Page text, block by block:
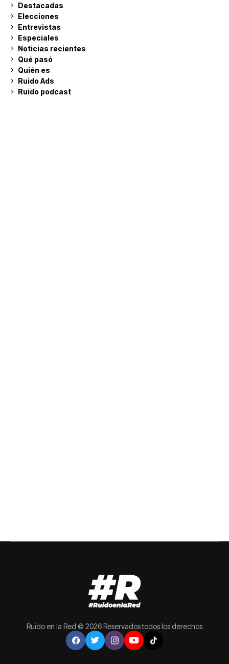
Destacadas
Elecciones
Entrevistas
Especiales
Noticias recientes
Qué pasó
Quién es
Ruido Ads
Ruido podcast
Ruido en la Red © 2026 Reservados todos los derechos